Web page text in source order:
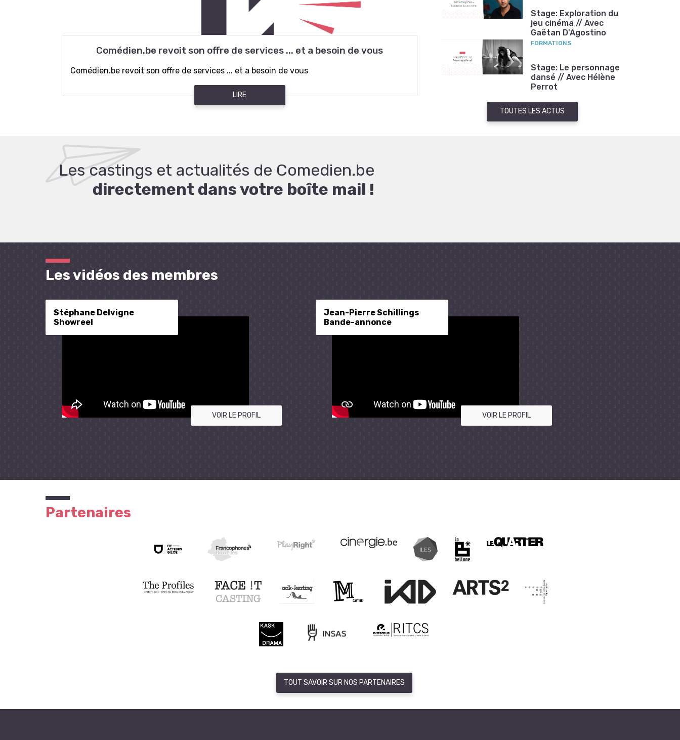
Comédien.be revoit son offre de services ... et a besoin de vous
Comédien.be revoit son offre de services ... et a besoin de vous
LIRE
Stage: Exploration du
jeu cinéma // Avec
Gaëtan D'Agostino
FORMATIONS
Stage: Le personnage
dansé // Avec Hélène
Perrot
TOUTES LES ACTUS
Les castings et actualités de Comedien.be
directement dans votre boîte mail !
Les vidéos des membres
Stéphane Delvigne
Showreel
VOIR LE PROFIL
Jean-Pierre Schillings
Bande-annonce
VOIR LE PROFIL
Partenaires
TOUT SAVOIR SUR NOS PARTENAIRES